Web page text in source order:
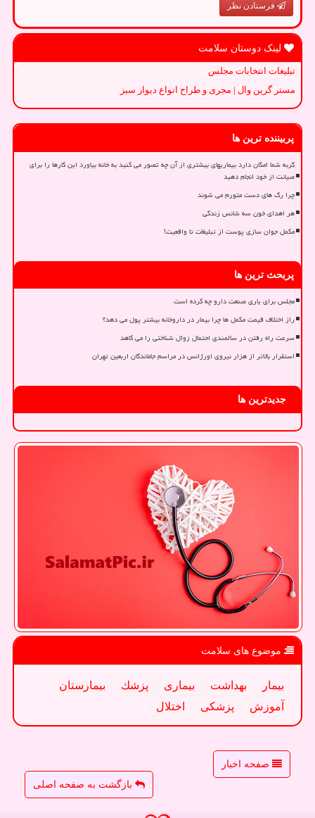
فرستادن نظر
لینک دوستان سلامت
تبلیغات انتخابات مجلس
مستر گرین وال | مجری و طراح انواع دیوار سبز
پربیننده ترین ها
گربه شما امکان دارد بیماریهای بیشتری از آن چه تصور می کنید به خانه بیاورد این کارها را برای
صیانت از خود انجام دهید
چرا رگ های دست متورم می شوند
هر اهدای خون سه شانس زندگی
مکمل جوان سازی پوست از تبلیغات تا واقعیت!
پربحث ترین ها
مجلس برای یاری صنعت دارو چه کرده است
راز اختلاف قیمت مکمل ها چرا بیمار در داروخانه بیشتر پول می دهد؟
سرعت راه رفتن در سالمندی احتمال زوال شناختی را می کاهد
استقرار بالاتر از هزار نیروی اورژانس در مراسم جاماندگان اربعین تهران
جدیدترین ها
موضوع های سلامت
بیمار بهداشت بیماری پزشك
بیمارستان
آموزش
پزشكی اختلال
صفحه اخبار
بازگشت به صفحه اصلی